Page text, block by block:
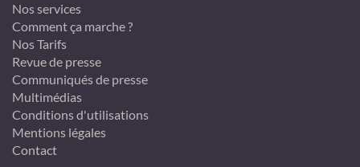
Nos services
Comment ça marche ?
Nos Tarifs
Revue de presse
Communiqués de presse
Multimédias
Conditions d'utilisations
Mentions légales
Contact